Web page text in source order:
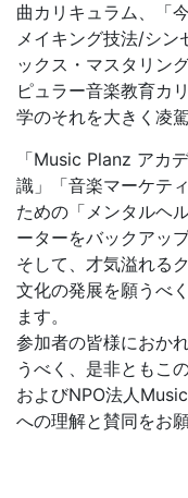
曲カリキュラム、「
メイキング技法/シン
ックス・マスタリン
ピュラー音楽教育カ
学のそれを大きく凌駕
「Music Planz アカ
識」「音楽マーケテ
ための「メンタルヘ
ーターをバックアッ
そして、才気溢れる
文化の発展を願うべ
ます。
参加者の皆様におか
うべく、是非ともこ
およびNPO法人
への理解と賛同をお